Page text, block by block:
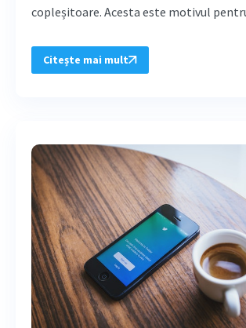
copleșitoare. Acesta este motivul
Citește mai mult